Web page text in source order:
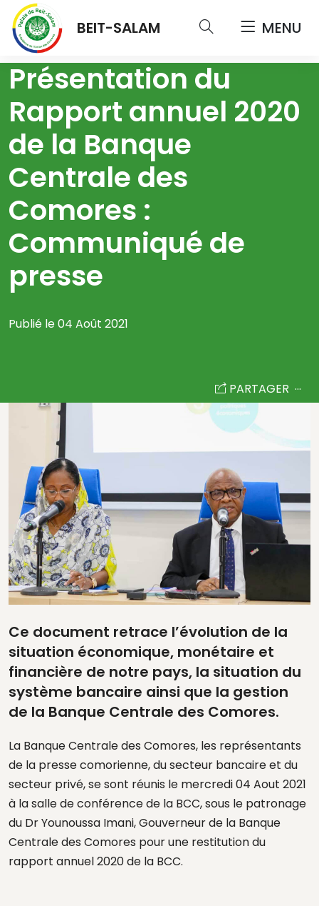
BEIT-SALAM MENU
Présentation du
Rapport annuel 2020
de la Banque
Centrale des
Comores :
Communiqué de
presse
Publié le 04 Août 2021
PARTAGER
Ce document retrace l’évolution de la
situation économique, monétaire et
financière de notre pays, la situation du
système bancaire ainsi que la gestion
de la Banque Centrale des Comores.
La Banque Centrale des Comores, les représentants
de la presse comorienne, du secteur bancaire et du
secteur privé, se sont réunis le mercredi 04 Aout 2021
à la salle de conférence de la BCC, sous le patronage
du Dr Younoussa Imani, Gouverneur de la Banque
Centrale des Comores pour une restitution du
rapport annuel 2020 de la BCC.